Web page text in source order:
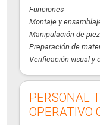
Funciones
Montaje y
Manipulación de
Preparación de
Verificación visual y
PERSONAL
OPERATIVO